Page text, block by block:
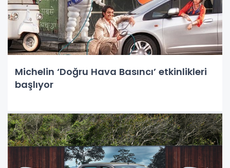
Michelin ‘Doğru Hava Basıncı’ etkinlikleri
başlıyor